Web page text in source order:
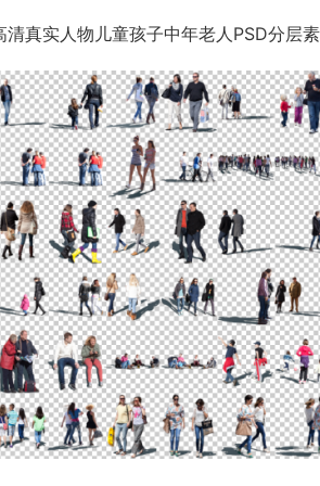
清真实人物儿童孩子中年老人PSD分层